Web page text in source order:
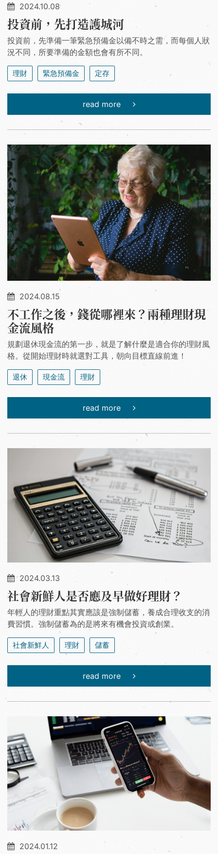
2024.10.08
投資前，先打造護城河
投資前，先準備一筆緊急預備金以備不時之需，而每個人狀
況不同，所要準備的金額也會有所不同。
理財 緊急預備金 定存
read more
2024.08.15
不工作之後，錢從哪裡來？兩種理財現
金流風格
規劃退休現金流的第一步，就是了解什麼是適合你的理財風
格。從開始理財時就選對工具，朝向目標直線前進！
退休 現金流 理財
read more
2024.03.13
社會新鮮人是否應及早做好理財？
年輕人的理財重點其實應該是強制儲蓄，養成合理收支的消
費習慣。強制儲蓄為的是將來有機會投資或創業。
社會新鮮人 理財 儲蓄
read more
2024.01.12